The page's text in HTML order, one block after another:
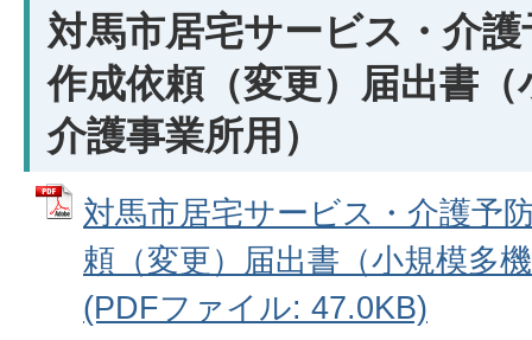
対馬市居宅サービス・介
作成依頼（変更）届出書
介護事業所用）
対馬市居宅サービス・介護予
頼（変更）届出書（小規模多
(PDFファイル: 47.0KB)